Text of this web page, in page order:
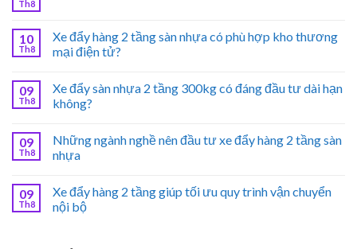
Th8
10
Th8
Xe đẩy hàng 2 tầng sàn nhựa có phù hợp kho thương
mại điện tử?
09
Th8
Xe đẩy sàn nhựa 2 tầng 300kg có đáng đầu tư dài hạn
không?
09
Th8
Những ngành nghề nên đầu tư xe đẩy hàng 2 tầng sàn
nhựa
09
Th8
Xe đẩy hàng 2 tầng giúp tối ưu quy trình vận chuyển
nội bộ